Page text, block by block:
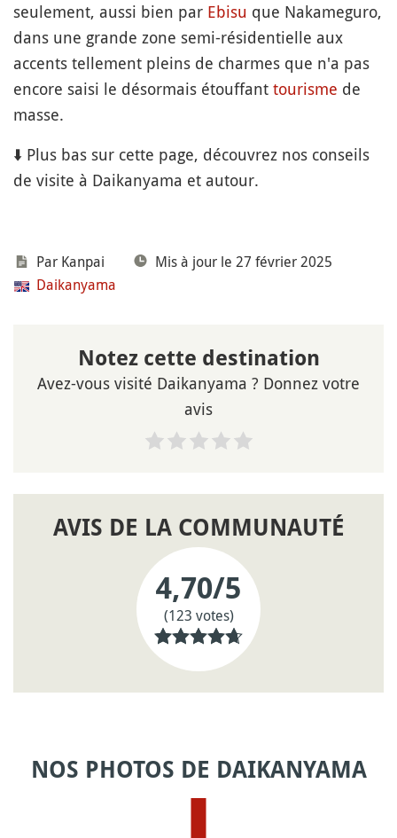
seulement, aussi bien par Ebisu que Nakameguro,
dans une grande zone semi-résidentielle aux
accents tellement pleins de charmes que n'a pas
encore saisi le désormais étouffant tourisme de
masse.
⬇️ Plus bas sur cette page, découvrez nos conseils
de visite à Daikanyama et autour.
Par Kanpai
Mis à jour le 27 février 2025
Daikanyama
Notez cette destination
Avez-vous visité Daikanyama ? Donnez votre
avis
AVIS DE LA COMMUNAUTÉ
4,70/5
(123 votes)
NOS PHOTOS DE DAIKANYAMA